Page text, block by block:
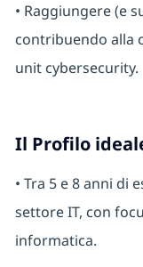
• Raggiungere (e
contribuendo alla
unit cybersecurity.
Il Profilo
• Tra 5 e 8 anni di
settore IT, con
informatica.